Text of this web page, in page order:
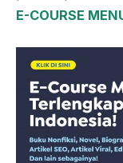
E-COURSE